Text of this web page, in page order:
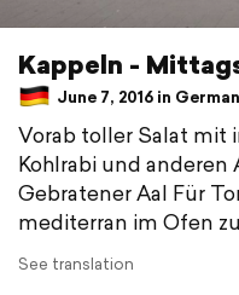
Kappeln -
June 7, 2016 in
Vorab toller Salat mit
Kohlrabi und anderen
Gebratener Aal Für
mediterran im Ofen
See translation